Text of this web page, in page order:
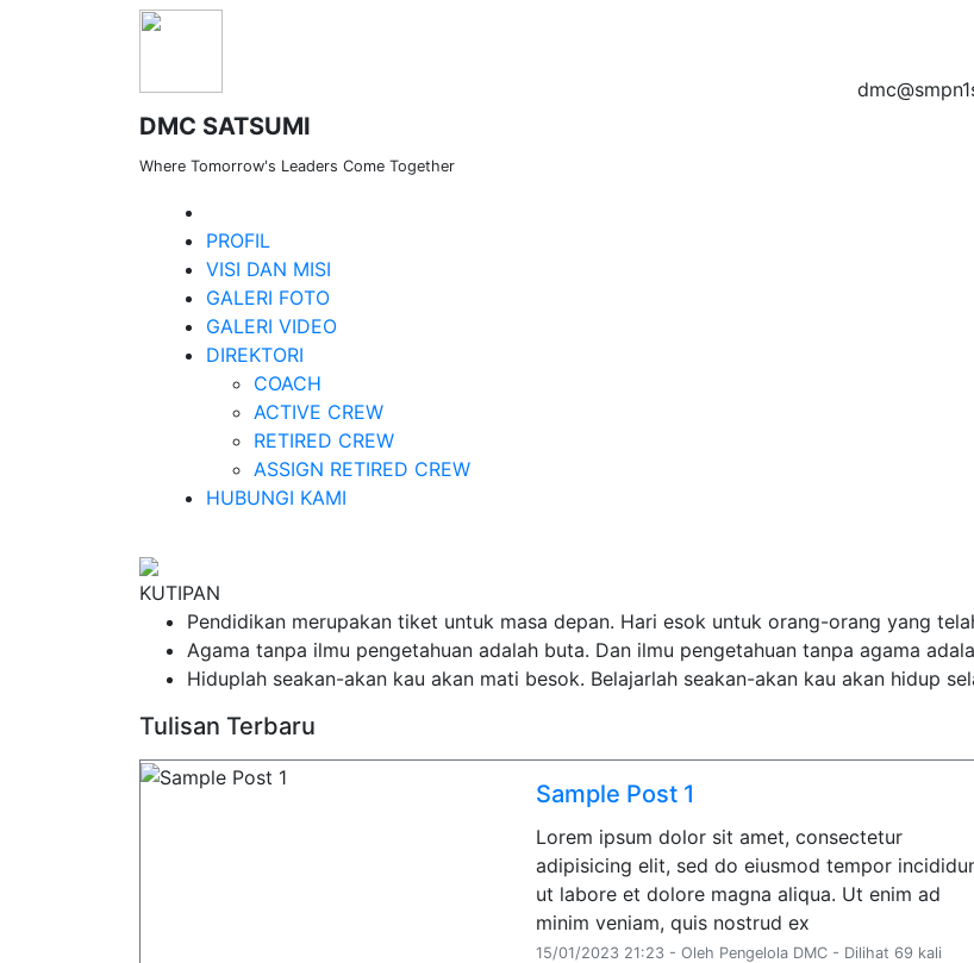
DMC SATSUMI
Where Tomorrow's Leaders Come Together
PROFIL
VISI DAN MISI
GALERI FOTO
GALERI VIDEO
DIREKTORI
COACH
ACTIVE CREW
RETIRED CREW
ASSIGN RETIRED CREW
HUBUNGI KAMI
Lorem ipsum dolor sit amet, consectetur adipisicing elit, sed do
KUTIPAN
Pendidikan merupakan tiket untuk masa depan. Hari esok untuk orang-orang yang
Agama tanpa ilmu pengetahuan adalah buta. Dan ilmu pengetahuan tanpa agama
Hiduplah seakan-akan kau akan mati besok. Belajarlah seakan-akan kau akan hidup
Tulisan Terbaru
Sample Post 1
Lorem ipsum dolor sit amet, consectetur
adipisicing elit, sed do eiusmod tempor
ut labore et dolore magna aliqua. Ut enim ad
minim veniam, quis nostrud ex
15/01/2023 21:23 - Oleh Pengelola DMC - Dilihat 69 kali